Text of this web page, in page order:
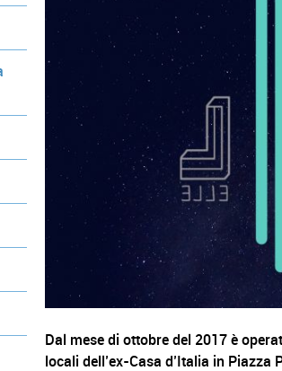
Dal mese di ottobre del 2017 è
locali dell’ex-Casa d’Italia in Piazza